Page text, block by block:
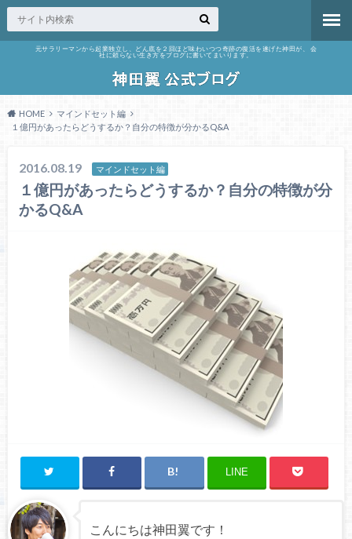
元サラリーマンから起業独立し、どん底を２回ほど味わいつつ奇跡の復活を遂げた神田が、 会
社に頼らない生き方をブログに書いてまいります。
HOME
マインドセット編
１億円があったらどうするか？自分の特徴が分かるQ&A
2016.08.19 マインドセット編
１億円があったらどうするか？自分の特徴が分
かるQ&A
LINE
こんにちは神田翼です！